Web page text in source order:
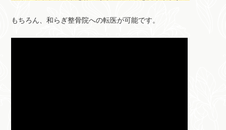
もちろん、和らぎ整骨院への転医が可能です。